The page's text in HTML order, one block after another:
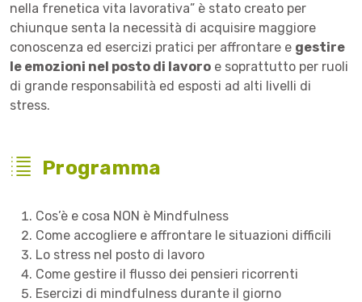
nella frenetica vita lavorativa” è stato creato per
chiunque senta la necessità di acquisire maggiore
conoscenza ed esercizi pratici per affrontare e gestire
le emozioni nel posto di lavoro e soprattutto per ruoli
di grande responsabilità ed esposti ad alti livelli di
stress.
Programma
Cos’è e cosa NON è Mindfulness
Come accogliere e affrontare le situazioni difficili
Lo stress nel posto di lavoro
Come gestire il flusso dei pensieri ricorrenti
Esercizi di mindfulness durante il giorno